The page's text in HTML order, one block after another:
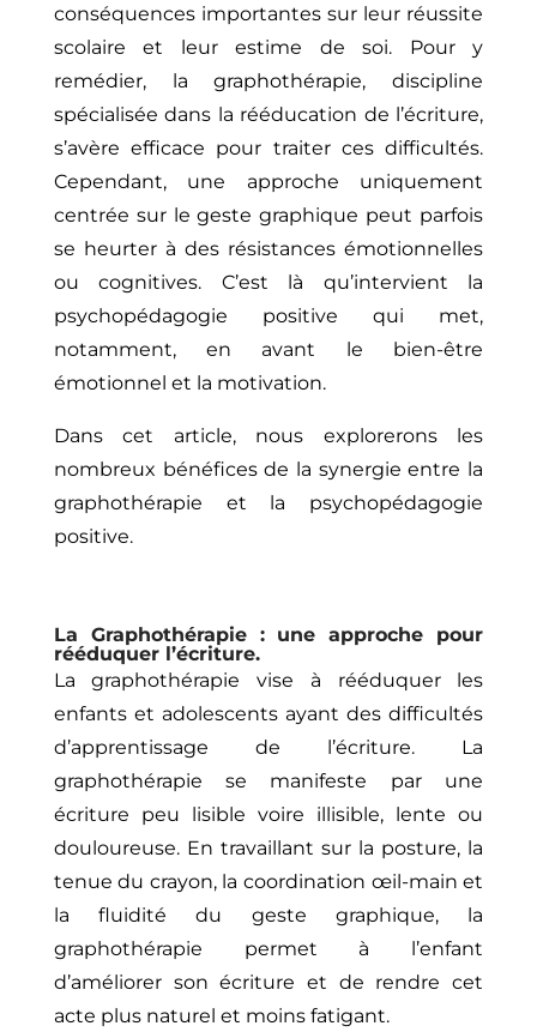
conséquences importantes sur leur réussite
scolaire et leur estime de soi. Pour y
remédier, la graphothérapie, discipline
spécialisée dans la rééducation de l’écriture,
s’avère efficace pour traiter ces difficultés.
Cependant, une approche uniquement
centrée sur le geste graphique peut parfois
se heurter à des résistances émotionnelles
ou cognitives. C’est là qu’intervient la
psychopédagogie positive qui met,
notamment, en avant le bien-être
émotionnel et la motivation.
Dans cet article, nous explorerons les
nombreux bénéfices de la synergie entre la
graphothérapie et la psychopédagogie
positive.
La Graphothérapie : une approche pour
rééduquer l’écriture.
La graphothérapie vise à rééduquer les
enfants et adolescents ayant des difficultés
d’apprentissage de l’écriture. La
graphothérapie se manifeste par une
écriture peu lisible voire illisible, lente ou
douloureuse. En travaillant sur la posture, la
tenue du crayon, la coordination œil-main et
la fluidité du geste graphique, la
graphothérapie permet à l’enfant
d’améliorer son écriture et de rendre cet
acte plus naturel et moins fatigant.